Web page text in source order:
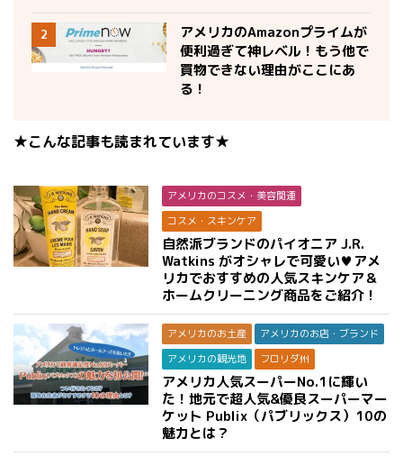
2
アメリカのAmazonプライムが
便利過ぎて神レベル！もう他で
買物できない理由がここにあ
る！
★こんな記事も読まれています★
アメリカのコスメ・美容関連
コスメ・スキンケア
自然派ブランドのパイオニア J.R.
Watkins がオシャレで可愛い♥アメ
リカでおすすめの人気スキンケア＆
ホームクリーニング商品をご紹介！
アメリカのお土産
アメリカのお店・ブランド
アメリカの観光地
フロリダ州
アメリカ人気スーパーNo.1に輝い
た！地元で超人気&優良スーパーマー
ケット Publix（パブリックス）10の
魅力とは？